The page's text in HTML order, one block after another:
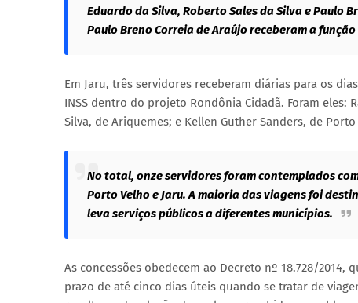
Eduardo da Silva, Roberto Sales da Silva e Paulo
Paulo Breno Correia de Araújo receberam a
Em Jaru, três servidores receberam diárias para os
INSS dentro do projeto Rondônia Cidadã. Foram eles:
Silva, de Ariquemes; e Kellen Guther Sanders, de Porto
No total, onze servidores foram contemplados
Porto Velho e Jaru. A maioria das viagens foi
leva serviços públicos a diferentes municípios.
As concessões obedecem ao Decreto nº 18.728/
prazo de até cinco dias úteis quando se tratar de